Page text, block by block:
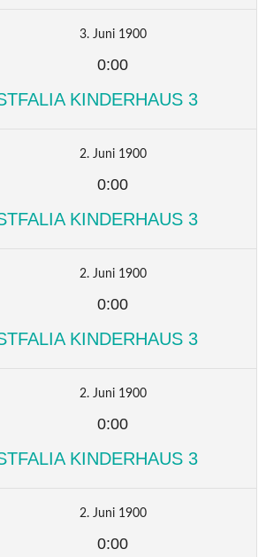
3. Juni 1900
0:00
KINDERHAUS 3
2. Juni 1900
0:00
KINDERHAUS 3
2. Juni 1900
0:00
KINDERHAUS 3
2. Juni 1900
0:00
KINDERHAUS 3
2. Juni 1900
0:00